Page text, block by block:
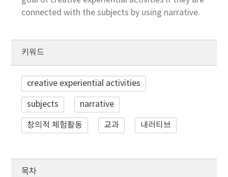
connected with the subjects by using narrative.
키워드
creative experiential activities
subjects narrative
창의적 체험활동 교과 내러티브
목차